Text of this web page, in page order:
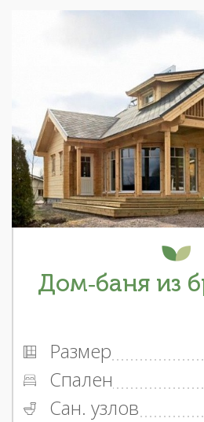
Дом-баня из
Размер
Спален
Сан. узлов